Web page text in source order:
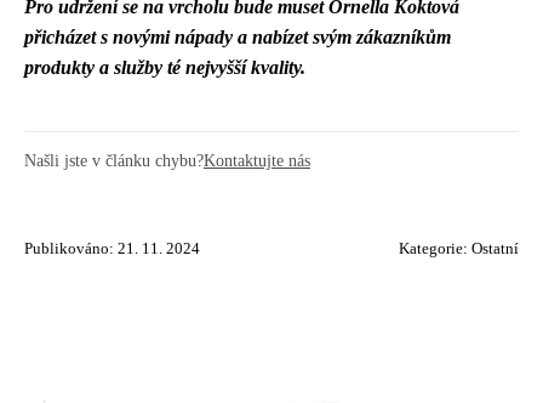
Pro udržení se na vrcholu bude muset Ornella Koktová
přicházet s novými nápady a nabízet svým zákazníkům
produkty a služby té nejvyšší kvality.
Našli jste v článku chybu?Kontaktujte nás
Publikováno: 21. 11. 2024 Kategorie: Ostatní